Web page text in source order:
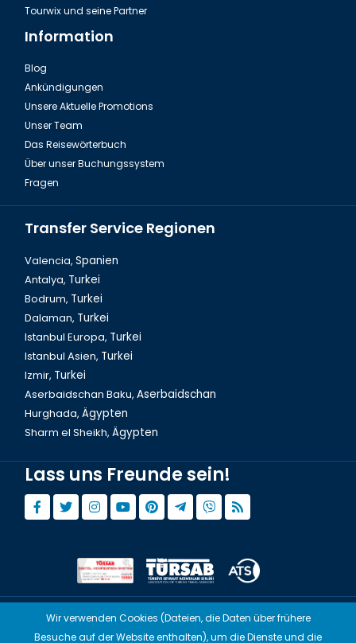
Dalyan Tour & Krabbenfischen in der Türkei
Tourwix und seine Partner
Information
Blog
Ankündigungen
Unsere Aktuelle Promotions
Unser Team
Das Reisewörterbuch
Über unser Buchungssystem
Fragen
Transfer Service Regionen
Valencia, Spanien
Antalya, Turkei
Bodrum, Turkei
Dalaman, Turkei
Istanbul Europa, Turkei
Istanbul Asien, Turkei
Izmir, Turkei
Aserbaidschan Baku, Aserbaidschan
Hurghada, Ägypten
Sharm el Sheikh, Ägypten
Lass uns Freunde sein!
© Copyright 2015 - 2026,Tourwix.de
Wir verwenden Cookies (Dateien, die Daten über frühere
Besuche auf der Website enthalten), um die Dienste und die